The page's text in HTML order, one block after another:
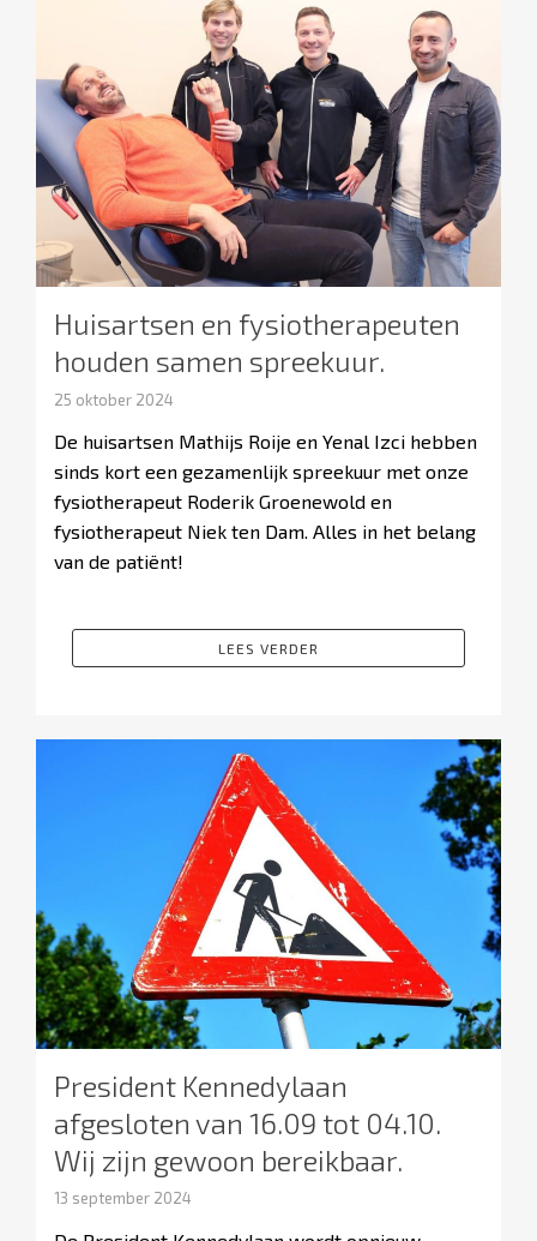
Huisartsen en fysiotherapeuten
houden samen spreekuur.
25 oktober 2024
De huisartsen Mathijs Roije en Yenal Izci hebben
sinds kort een gezamenlijk spreekuur met onze
fysiotherapeut Roderik Groenewold en
fysiotherapeut Niek ten Dam. Alles in het belang
van de patiënt!
LEES VERDER
President Kennedylaan
afgesloten van 16.09 tot 04.10.
Wij zijn gewoon bereikbaar.
13 september 2024